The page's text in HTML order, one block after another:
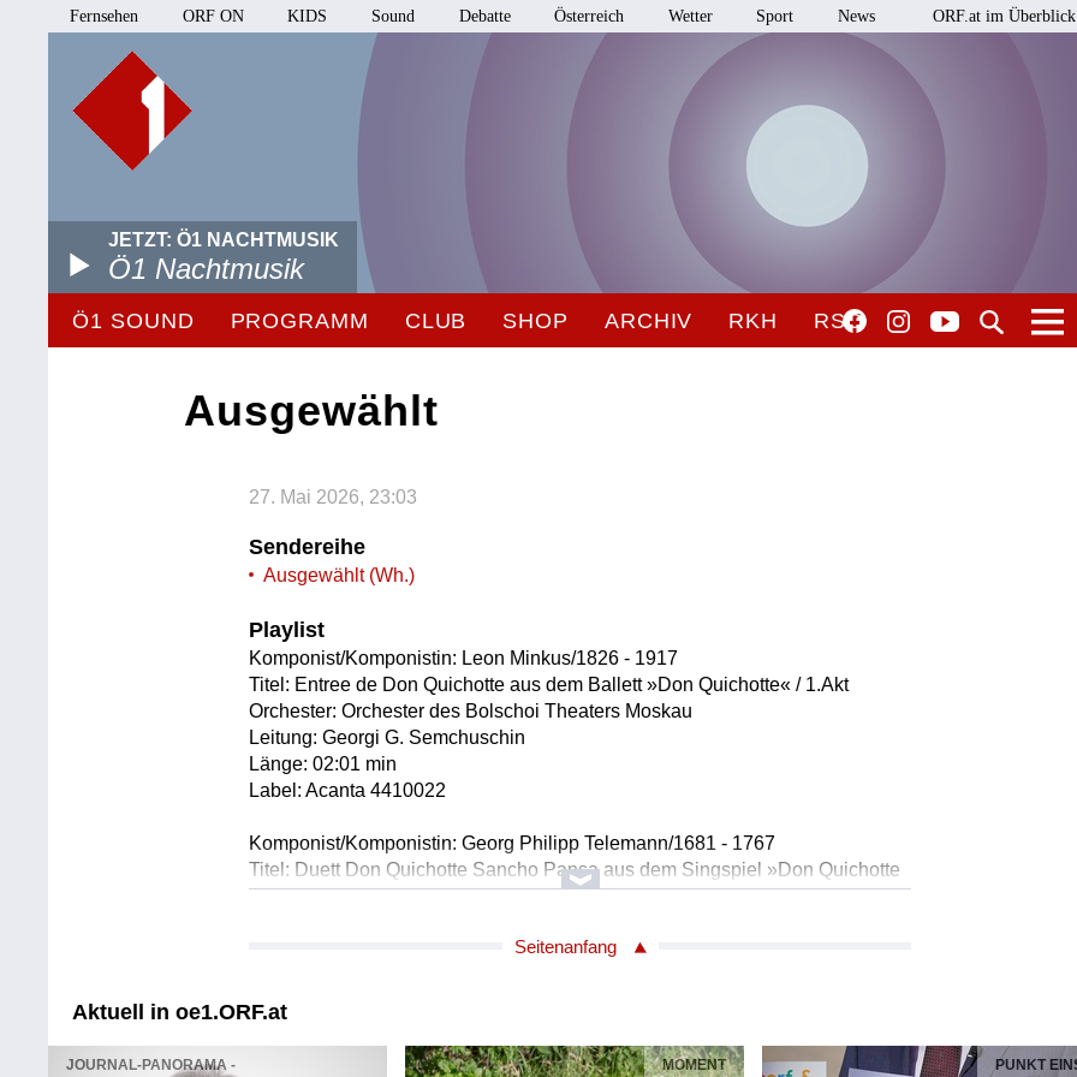
Fernsehen ORF ON KIDS Sound Debatte Österreich Wetter Sport News ORF.at im Überblick
JETZT: Ö1 NACHTMUSIK
Ö1 Nachtmusik
Ö1 SOUND PROGRAMM CLUB SHOP ARCHIV RKH RSO
Ausgewählt
27. Mai 2026, 23:03
Sendereihe
Ausgewählt (Wh.)
Playlist
Komponist/Komponistin: Leon Minkus/1826 - 1917
Titel: Entree de Don Quichotte aus dem Ballett »Don Quichotte« / 1.Akt
Orchester: Orchester des Bolschoi Theaters Moskau
Leitung: Georgi G. Semchuschin
Länge: 02:01 min
Label: Acanta 4410022
Komponist/Komponistin: Georg Philipp Telemann/1681 - 1767
Titel: Duett Don Quichotte Sancho Pansa aus dem Singspiel »Don Quichotte
auf der Hochzeit des Comacho«
Solist/Solistin: Michael Schopper /Sancho Pansa
Leitung: Michael Schneider
Label: cpo 9992102
Seitenanfang
Aktuell in oe1.ORF.at
JOURNAL-PANORAMA - MOMENT PUNKT